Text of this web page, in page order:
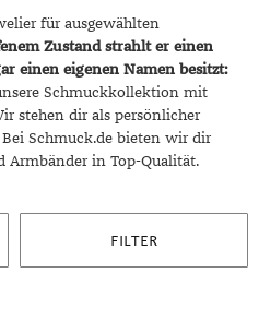
für ausgewählten
Zustand strahlt er einen
einen eigenen Namen besitzt:
Schmuckkollektion mit
stehen dir als persönlicher
Schmuck.de bieten wir dir
Armbänder in Top-Qualität.
FILTER